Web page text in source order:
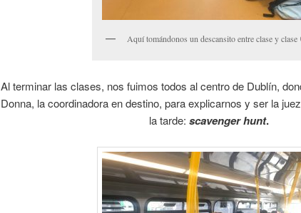
Aquí tomándonos un descansito entre clase y clase
Al terminar las clases, nos fuimos todos al centro de Dublín,
Donna, la coordinadora en destino, para explicarnos y ser la
la tarde: scavenger hunt.